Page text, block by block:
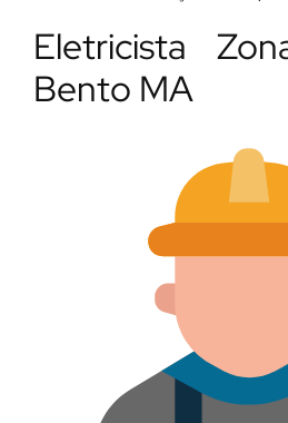
Eletricista
Bento MA